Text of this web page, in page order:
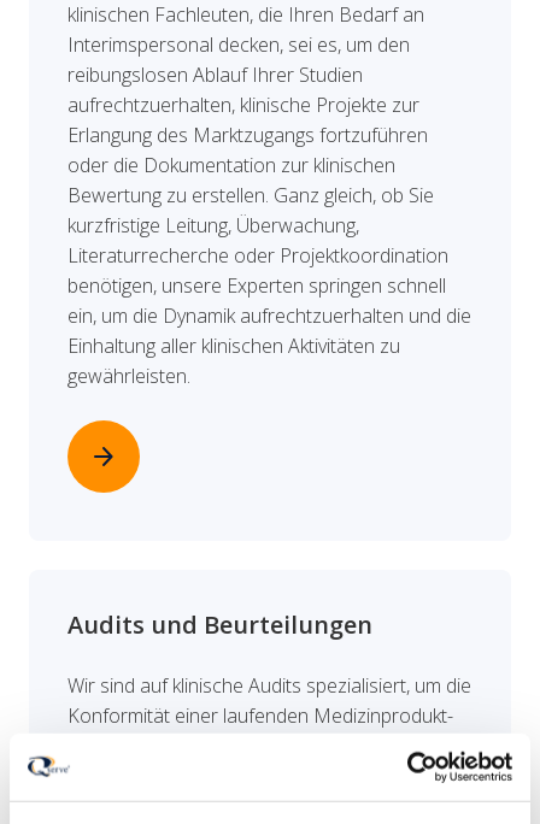
klinischen Fachleuten, die Ihren Bedarf an
Interimspersonal decken, sei es, um den
reibungslosen Ablauf Ihrer Studien
aufrechtzuerhalten, klinische Projekte zur
Erlangung des Marktzugangs fortzuführen
oder die Dokumentation zur klinischen
Bewertung zu erstellen. Ganz gleich, ob Sie
kurzfristige Leitung, Überwachung,
Literaturrecherche oder Projektkoordination
benötigen, unsere Experten springen schnell
ein, um die Dynamik aufrechtzuerhalten und die
Einhaltung aller klinischen Aktivitäten zu
gewährleisten.
arrow_forward
Audits und Beurteilungen
Wir sind auf klinische Audits spezialisiert, um die
Konformität einer laufenden Medizinprodukt-
Konformitätsniveau Ihrer CRO zu bewerten, ein
klinisches Labor zu überwachen, das Proben in